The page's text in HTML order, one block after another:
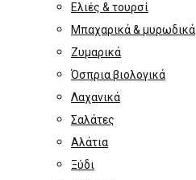
Ελιές & τουρσί
Μπαχαρικά & μυρωδικά
Ζυμαρικά
Όσπρια βιολογικά
Λαχανικά
Σαλάτες
Αλάτια
Ξύδι